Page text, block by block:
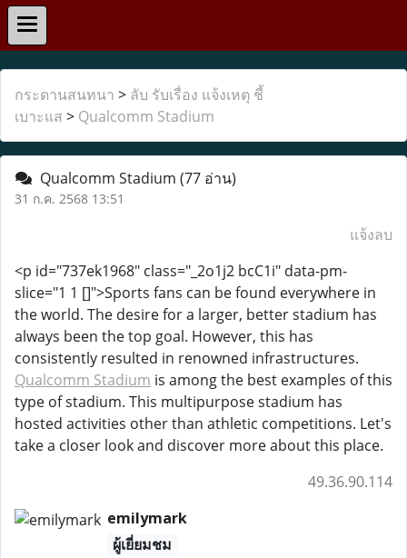
กระดานสนทนา > ลับ รับเรื่อง แจ้งเหตุ ชี้
เบาะแส > Qualcomm Stadium
Qualcomm Stadium (77 อ่าน)
31 ก.ค. 2568 13:51
แจ้งลบ
<p id="737ek1968" class="_2o1j2 bcC1i" data-pm-
slice="1 1 []">Sports fans can be found everywhere in
the world. The desire for a larger, better stadium has
always been the top goal. However, this has
consistently resulted in renowned infrastructures.
Qualcomm Stadium is among the best examples of this
type of stadium. This multipurpose stadium has
hosted activities other than athletic competitions. Let's
take a closer look and discover more about this place.
49.36.90.114
emilymark
ผู้เยี่ยมชม